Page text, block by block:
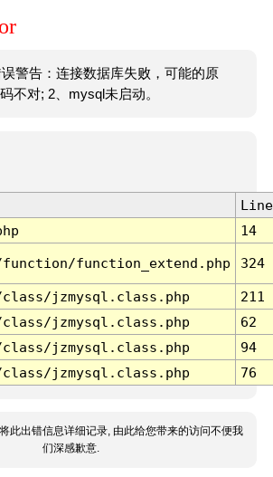
警告：连接数据库失败，可能的原
不对; 2、mysql未启动。
Line
14
function_extend.php 324
jzmysql.class.php
211
jzmysql.class.php
62
jzmysql.class.php
94
jzmysql.class.php 76
此出错信息详细记录, 由此给您带来的访问不便我
们深感歉意.